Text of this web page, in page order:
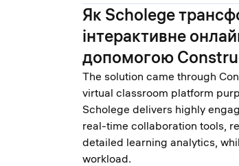
Як Scholege
інтерактивне
допомогою
The solution came through
virtual classroom platform
Scholege delivers highly
real-time collaboration tools,
detailed learning analytics,
workload.